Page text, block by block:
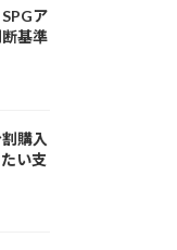
ア
基準
購入
い支